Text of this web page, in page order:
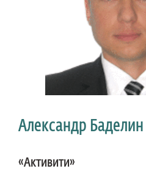
Александр Баделин
«Активити»